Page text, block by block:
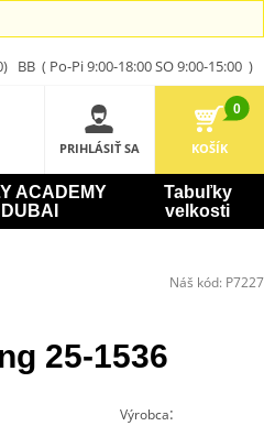
BB ( Po-Pi 9:00-18:00 SO 9:00-15:00 )
PRIHLÁSIŤ SA
0
KOŠÍK
ACADEMY
DUBAI
Tabuľky
velkosti
25-1536
Výrobca:
Náš kód: P7227